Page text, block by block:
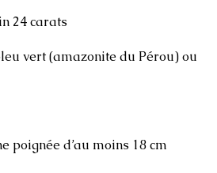
24 carats
vert (amazonite du Pérou) ou
poignée d’au moins 18 cm